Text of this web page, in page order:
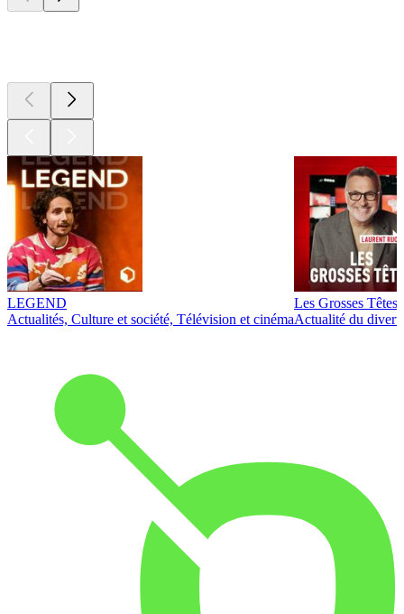
LEGEND
Actualités, Culture et société, Télévision et cinéma
Les Grosses Têtes
Actualité du